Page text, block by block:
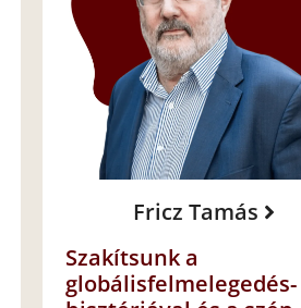
Fricz Tamás
Szakítsunk a
globálisfelmelegedés-